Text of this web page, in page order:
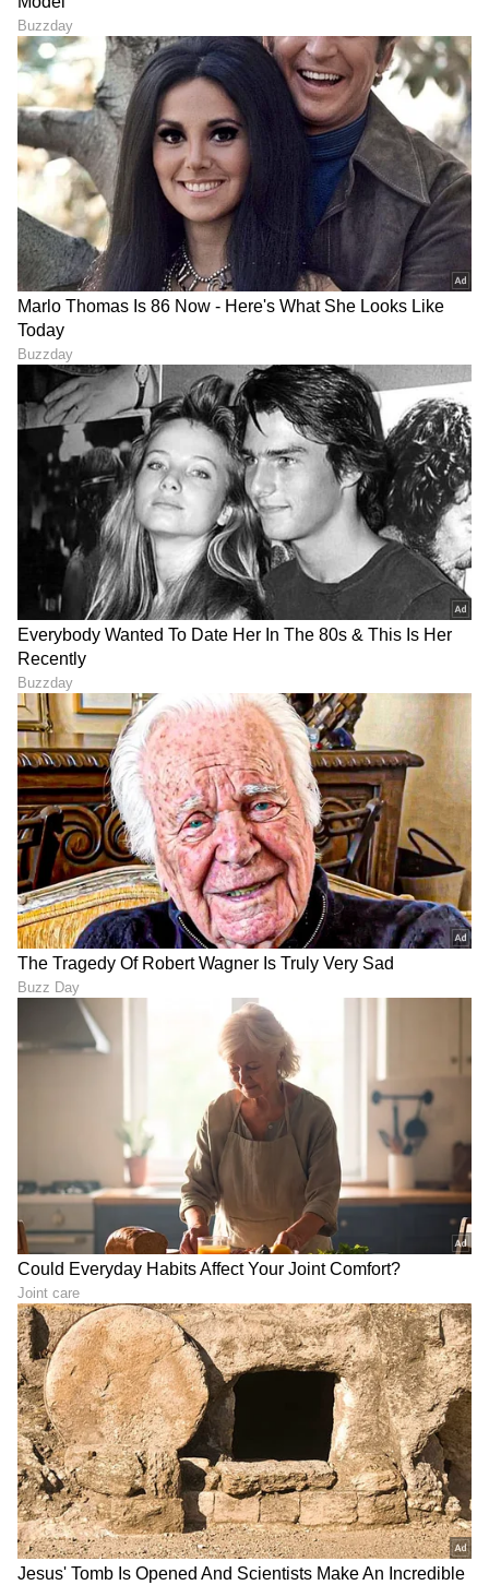
LATEST VIDEOS
ABOUT THE AUTHOR
SN Suvarna News
ಶಾರುಖ್ ಖಾನ್ ಕರಣ್ ಜೋಹರ್
ಕನ್ನಡ ಸಿನಿಮಾ ( Kannada Cinema News), ಟಿವಿ
ಕಾರ್ಯಕ್ರಮಗಳು (Kannada TV Shows), ಸೆಲೆಬ್ರಿಟಿ
ಸುದ್ದಿಗಳು ಮತ್ತು ಇತ್ತೀಚಿನ ಸುದ್ದಿಗಳಿಗಾಗಿ ಏಷ್ಯಾನೆಟ್
ಸುವರ್ಣ ನ್ಯೂಸ್‌ನಲ್ಲಿ ಮನರಂಜನಾ ವಿಭಾಗ ನೋಡಿ.
ಸಿನಿಮಾ ವಿಮರ್ಶೆಗಳು (Kannada Movies Review),
ತಾರೆಯರ ಸಂದರ್ಶನಗಳು, ಧಾರಾವಾಹಿ ಅಪ್‌ಡೇಟ್ಸ್‌,
ತೆರೆಮರೆಯ ಕಥೆಗಳು,
OTT ರಿಲೀಸ್‌
ಗಳ ಬಗ್ಗೆ
ಮಾಹಿತಿಯೂ ಇಲ್ಲಿದೆ.
DOWNLOAD APP
RECOMMENDED STORIES